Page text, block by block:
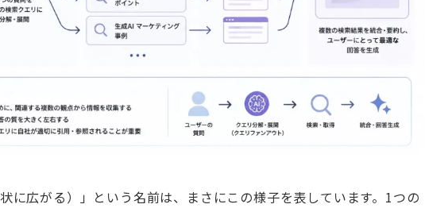
に広がる）」という名前は、まさにこの様子を表しています。1つの